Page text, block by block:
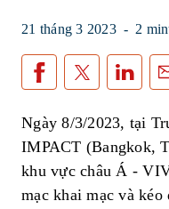
21 tháng 3 2023 - 2
Ngày 8/3/2023, tại
IMPACT (Bangkok,
khu vực châu Á -
mạc khai mạc và